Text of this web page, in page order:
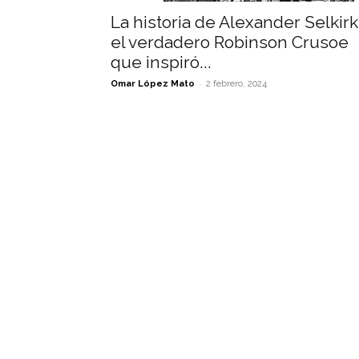
La historia de Alexander
el verdadero Robinson Crusoe
que inspiró...
Omar López Mato - 2 febrero, 2024